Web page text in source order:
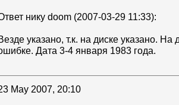
нику doom (2007-03-29 11:33):
указано, т.к. на диске указано. На
Дата 3-4 января 1983 года.
May 2007, 20:10